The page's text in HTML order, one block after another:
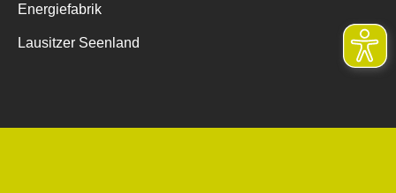
Energiefabrik
Lausitzer Seenland